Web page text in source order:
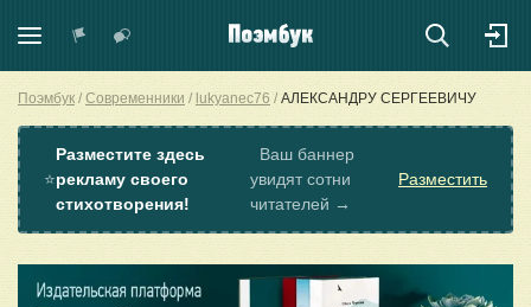
Поэмбук Современники lukyanec76 АЛЕКСАНДРУ СЕРГЕЕВИЧУ
⭐
Разместите здесь
рекламу своего
стихотворения!
Ваш баннер
увидят сотни
читателей →
Разместить